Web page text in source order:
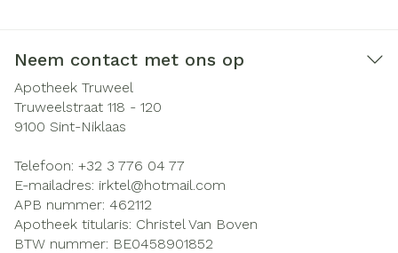
Neem contact met ons op
Apotheek Truweel
Truweelstraat 118 - 120
9100 Sint-Niklaas
Telefoon: +32 3 776 04 77
E-mailadres: irktel@hotmail.com
APB nummer: 462112
Apotheek titularis: Christel Van Boven
BTW nummer: BE0458901852